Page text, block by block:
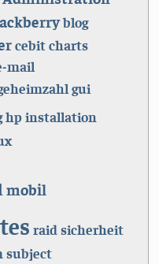
blog
cebitcharts
mail
gui
hpinstallation
mobil
raid sicherheit
subject